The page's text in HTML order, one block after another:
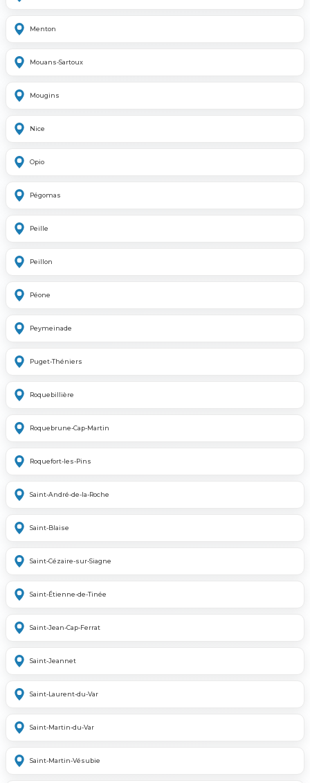
Menton
Mouans-Sartoux
Mougins
Nice
Opio
Pégomas
Peille
Peillon
Péone
Peymeinade
Puget-Théniers
Roquebillière
Roquebrune-Cap-Martin
Roquefort-les-Pins
Saint-André-de-la-Roche
Saint-Blaise
Saint-Cézaire-sur-Siagne
Saint-Étienne-de-Tinée
Saint-Jean-Cap-Ferrat
Saint-Jeannet
Saint-Laurent-du-Var
Saint-Martin-du-Var
Saint-Martin-Vésubie